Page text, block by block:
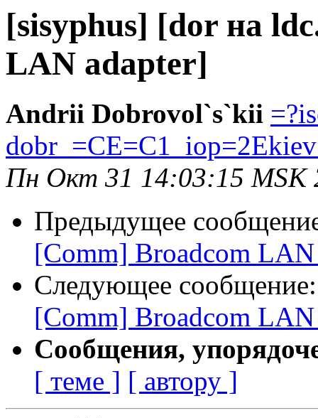
[sisyphus] [dor на
LAN adapter]
Andrii Dobrovol`s`kii
Пн Окт 31 14:03:15 MSK
Предыдущее
[Comm] Broadcom LAN
Следующее
[Comm] Broadcom LAN
Сообщения,
[ теме ] [ автору ]